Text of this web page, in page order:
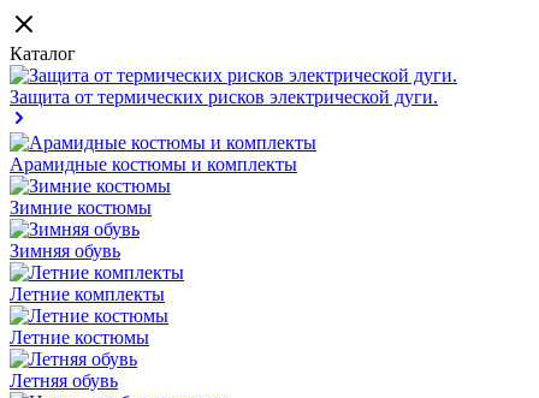
Каталог
Защита от термических рисков электрической дуги.
Арамидные костюмы и комплекты
Зимние костюмы
Зимняя обувь
Летние комплекты
Летние костюмы
Летняя обувь